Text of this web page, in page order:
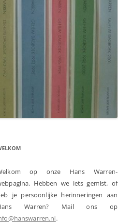
op onze Hans Warren-
Hebben we iets gemist, of
je persoonlijke herinneringen aan
Warren? Mail ons op
.